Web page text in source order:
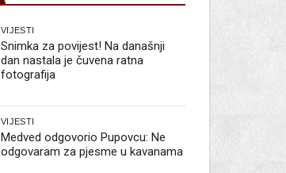
VIJESTI
Snimka za povijest! Na današnji
dan nastala je čuvena ratna
fotografija
VIJESTI
Medved odgovorio Pupovcu: Ne
odgovaram za pjesme u kavanama